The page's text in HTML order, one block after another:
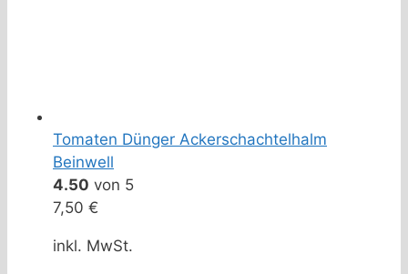
Tomaten Dünger Ackerschachtelhalm
Beinwell
4.50 von 5
7,50 €
inkl. MwSt.